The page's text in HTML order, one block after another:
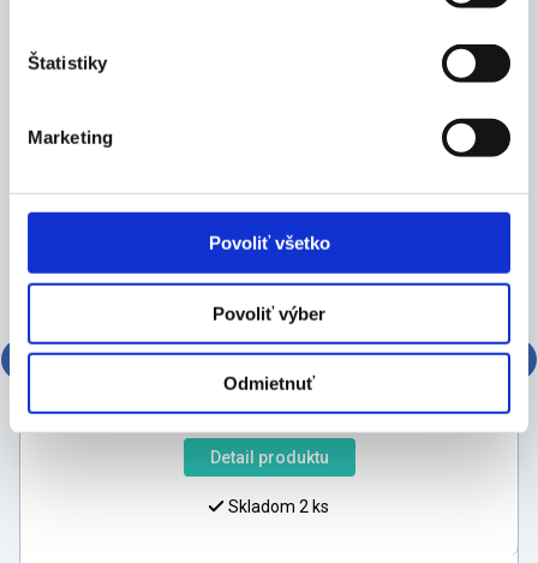
Štatistiky
Marketing
Povoliť všetko
Povoliť výber
Odmietnuť
KAWAR šampón proti lupinám 400ml
10,01€
Detail produktu
Skladom 2 ks